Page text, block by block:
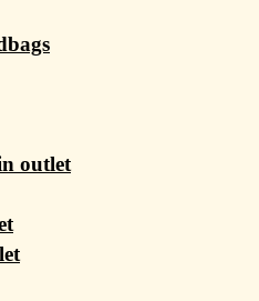
outlet